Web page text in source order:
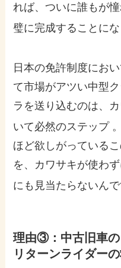
れば、ついに誰もが
璧に完成することに
日本の免許制度にお
て市場がアツい中型
ラを送り込むのは、
いて必然のステップ
ほど欲しがっている
を、カワサキが使わ
にも見当たらないん
理由③：中古旧車
リターンライダー